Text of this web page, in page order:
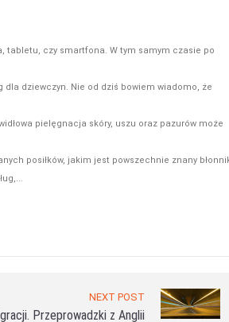
tabletu, czy smartfona. W tym samym czasie po
dziewczyn. Nie od dziś bowiem wiadomo, że
pielęgnacja skóry, uszu oraz pazurów może
posiłków, jakim jest powszechnie znany
NEXT POST
Przeprowadzki z Anglii